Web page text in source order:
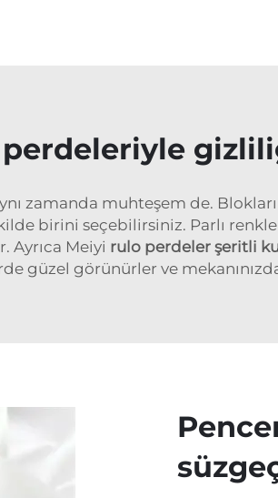
zamanda muhteşem de.
birini seçebilirsiniz. Parlı
Ayrıca Meiyi rulo perdeler şeritli
güzel görünürler ve